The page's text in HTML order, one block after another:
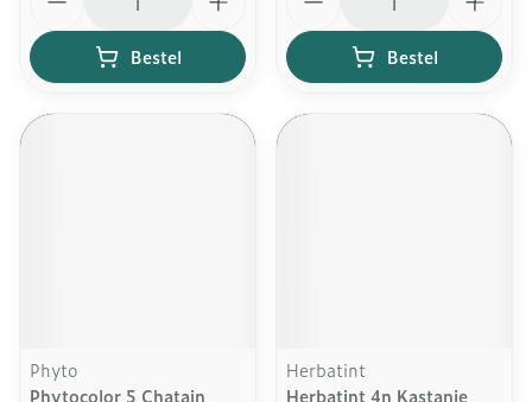
Bestel Bestel
Phyto
Phytocolor 5 Chatain
Herbatint
Herbatint 4n Kastanje